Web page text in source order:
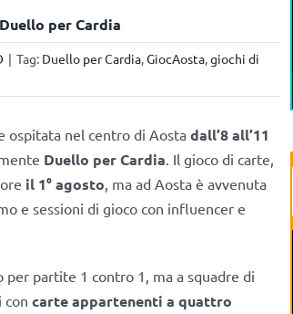
per Cardia
| Tag: Duello per Cardia,GiocAosta,giochi di
ospitata nel centro di Aosta dall’8 all’11
Duello per Cardia . Il gioco di carte,
il 1° agosto , ma ad Aosta è avvenuta
e sessioni di gioco con influencer e
per partite 1 contro 1, ma a squadre di
con carte appartenenti a quattro